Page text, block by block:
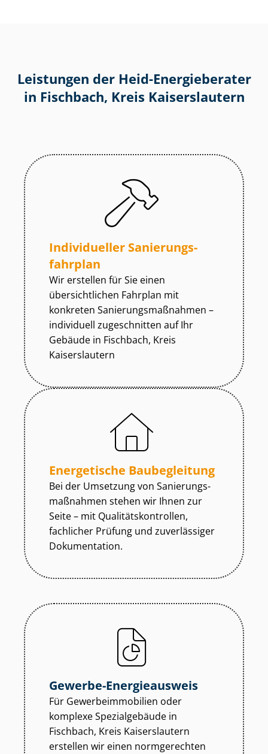
Leistungen der Heid-Energieberater
in Fischbach, Kreis Kaiserslautern
Individueller Sa­nie­rungs­
fahr­plan
Wir erstellen für Sie einen
übersichtlichen Fahrplan mit
konkreten Sa­nie­rungs­maß­nah­men –
individuell zugeschnitten auf Ihr
Gebäude in Fischbach, Kreis
Kaiserslautern
Energetische Baubegleitung
Bei der Umsetzung von Sa­nie­rungs­
maß­nah­men stehen wir Ihnen zur
Seite – mit Qua­li­täts­kon­trol­len,
fachlicher Prüfung und zuverlässiger
Dokumentation.
Gewerbe-Energieausweis
Für Ge­wer­be­im­mo­bi­li­en oder
komplexe Spezialgebäude in
Fischbach, Kreis Kaiserslautern
erstellen wir einen normgerechten